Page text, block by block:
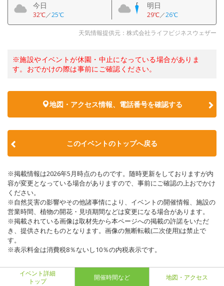
今日
32℃／25℃
明日
29℃／26℃
天気情報提供元：株式会社ライフビジネスウェザー
※施設やイベントが休園・中止になっている場合がありま
す。おでかけの際は事前にご確認ください。
地図・アクセス情報、電話番号を確認する
このイベントのトップへ戻る
※掲載情報は2026年5月時点のものです。随時更新をしておりますが内
容が変更となっている場合がありますので、事前にご確認の上おでかけ
ください。
※自然災害の影響やその他諸事情により、イベントの開催情報、施設の
営業時間、植物の開花・見頃期間などは変更になる場合があります。
※掲載されている画像は取材先から本ページへの掲載の許諾をいただ
き、提供されたものとなります。画像の無断転載(二次使用)は禁止で
す。
※表示料金は消費税8％ないし10％の内税表示です。
イベント詳細
トップ
開催時間など 地図・アクセス